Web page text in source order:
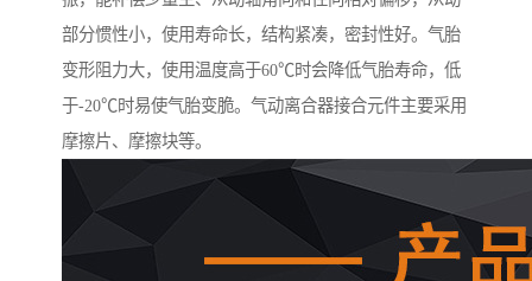
部分惯性小，使用寿命长，结构紧凑，密封性好。气胎
变形阻力大，使用温度高于60℃时会降低气胎寿命，低
于-20℃时易使气胎变脆。气动离合器接合元件主要采用
摩擦片、摩擦块等。